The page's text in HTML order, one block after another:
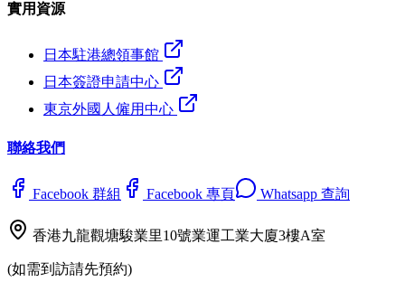
實用資源
日本駐港總領事館
日本簽證申請中心
東京外國人僱用中心
聯絡我們
Facebook 群組 Facebook 專頁 Whatsapp 查詢
香港九龍觀塘駿業里10號業運工業大廈3樓A室
(如需到訪請先預約)